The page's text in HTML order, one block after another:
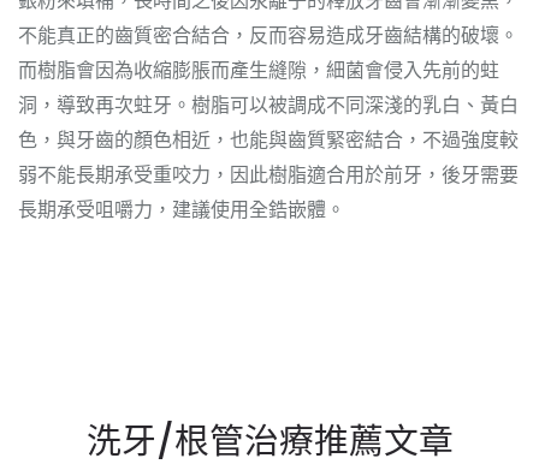
不能真正的齒質密合結合，反而容易造成牙齒結構的破壞。
而樹脂會因為收縮膨脹而產生縫隙，細菌會侵入先前的蛀
洞，導致再次蛀牙。樹脂可以被調成不同深淺的乳白、黃白
色，與牙齒的顏色相近，也能與齒質緊密結合，不過強度較
弱不能長期承受重咬力，因此樹脂適合用於前牙，後牙需要
長期承受咀嚼力，建議使用全鋯嵌體。
洗牙/根管治療推薦文章